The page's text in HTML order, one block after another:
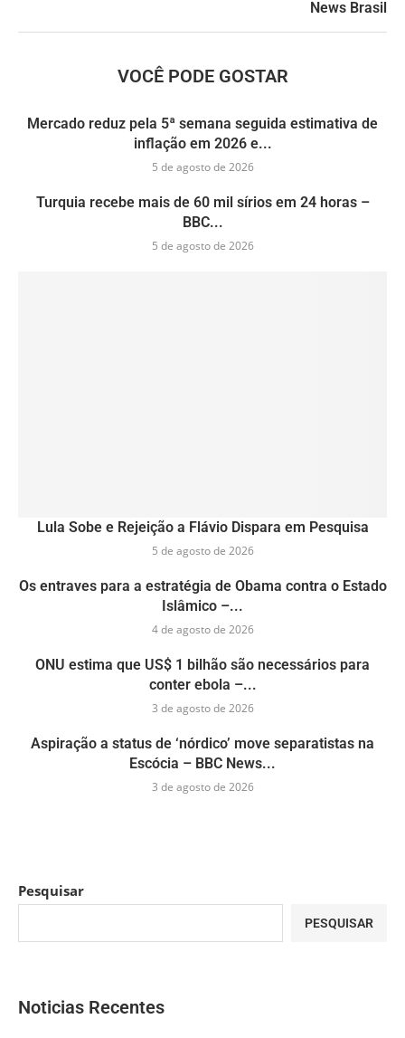
News Brasil
VOCÊ PODE GOSTAR
Mercado reduz pela 5ª semana seguida estimativa de
inflação em 2026 e...
5 de agosto de 2026
Turquia recebe mais de 60 mil sírios em 24 horas –
BBC...
5 de agosto de 2026
Lula Sobe e Rejeição a Flávio Dispara em Pesquisa
5 de agosto de 2026
Os entraves para a estratégia de Obama contra o Estado
Islâmico –...
4 de agosto de 2026
ONU estima que US$ 1 bilhão são necessários para
conter ebola –...
3 de agosto de 2026
Aspiração a status de ‘nórdico’ move separatistas na
Escócia – BBC News...
3 de agosto de 2026
Pesquisar
PESQUISAR
Noticias Recentes